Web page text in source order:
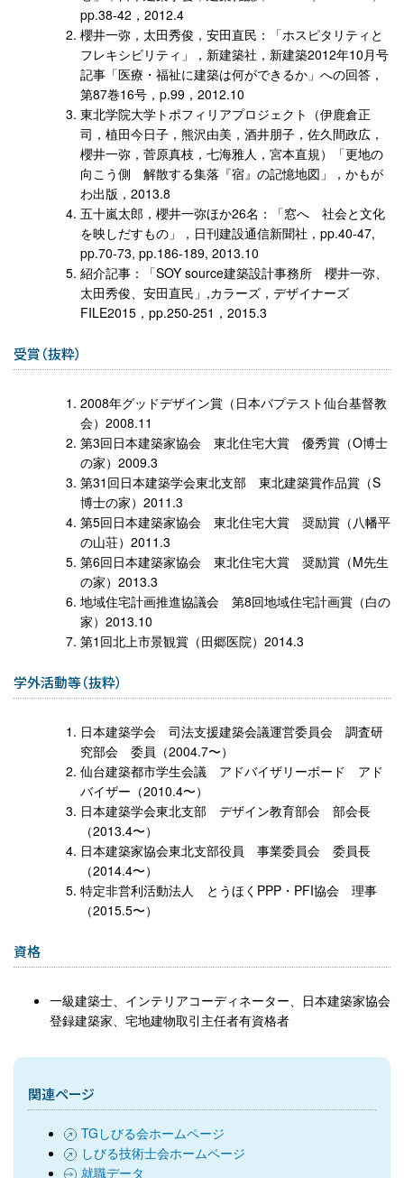
pp.38-42，2012.4
櫻井一弥，太田秀俊，安田直民：「ホスピタリティと
フレキシビリティ」，新建築社，新建築2012年10月号
記事「医療・福祉に建築は何ができるか」への回答，
第87巻16号，p.99，2012.10
東北学院大学トポフィリアプロジェクト（伊鹿倉正
司，植田今日子，熊沢由美，酒井朋子，佐久間政広，
櫻井一弥，菅原真枝，七海雅人，宮本直規）「更地の
向こう側 解散する集落『宿』の記憶地図」，かもが
わ出版，2013.8
五十嵐太郎，櫻井一弥ほか26名：「窓へ 社会と文化
を映しだすもの」，日刊建設通信新聞社，pp.40-47,
pp.70-73, pp.186-189, 2013.10
紹介記事：「SOY source建築設計事務所 櫻井一弥、
太田秀俊、安田直民」,カラーズ，デザイナーズ
FILE2015，pp.250-251，2015.3
受賞（抜粋）
2008年グッドデザイン賞（日本バプテスト仙台基督教
会）2008.11
第3回日本建築家協会 東北住宅大賞 優秀賞（O博士
の家）2009.3
第31回日本建築学会東北支部 東北建築賞作品賞（S
博士の家）2011.3
第5回日本建築家協会 東北住宅大賞 奨励賞（八幡平
の山荘）2011.3
第6回日本建築家協会 東北住宅大賞 奨励賞（M先生
の家）2013.3
地域住宅計画推進協議会 第8回地域住宅計画賞（白の
家）2013.10
第1回北上市景観賞（田郷医院）2014.3
学外活動等（抜粋）
日本建築学会 司法支援建築会議運営委員会 調査研
究部会 委員（2004.7〜）
仙台建築都市学生会議 アドバイザリーボード アド
バイザー（2010.4〜）
日本建築学会東北支部 デザイン教育部会 部会長
（2013.4〜）
日本建築家協会東北支部役員 事業委員会 委員長
（2014.4〜）
特定非営利活動法人 とうほくPPP・PFI協会 理事
（2015.5〜）
資格
一級建築士、インテリアコーディネーター、日本建築家協会
登録建築家、宅地建物取引主任者有資格者
関連ページ
TGしびる会ホームページ
しびる技術士会ホームページ
就職データ